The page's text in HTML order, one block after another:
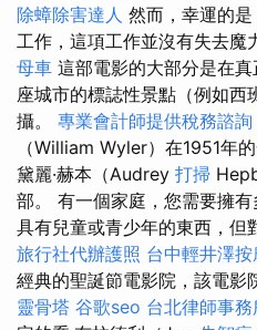
除蟑除害達人 然而，幸運的
工作，這項工作並沒有失去魔
母車 這部電影的大部分是在
座城市的標誌性景點（例如西
攝。 專業會計師提供稅務諮詢
（William Wyler）在1951年
黛麗·赫本（Audrey 打掃
部。 有一個家庭，您需要擁
具有兒童或青少年的東西，但
旅行社代辦護照 台中輕井澤按
經典的聖誕節電影院，該電影
靈骨塔 谷歌seo 台北律師事